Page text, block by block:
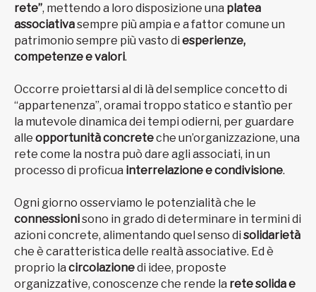
rete”, mettendo a loro disposizione una platea
associativasempre più ampia e a fattor comune un
patrimonio sempre più vasto di esperienze,
competenze e valori.
Occorre proiettarsi al di là del semplice concetto di
“appartenenza”, oramai troppo statico e stantìo per
la mutevole dinamica dei tempi odierni, per guardare
alle opportunità concreteche un’organizzazione, una
rete come la nostra può dare agli associati, in un
processo di proficua interrelazione e condivisione.
Ogni giorno osserviamo le potenzialità che le
connessionisono in grado di determinare in termini di
azioni concrete, alimentando quel senso di solidarietà
che è caratteristica delle realtà associative. Ed è
proprio la circolazionedi idee, proposte
organizzative, conoscenze che rende la rete solida e